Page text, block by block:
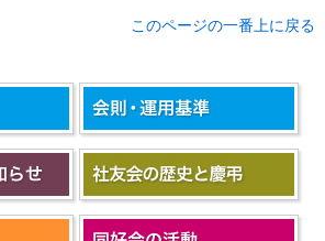
このページの一番上に戻る